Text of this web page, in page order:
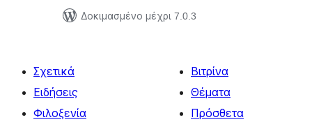
Δοκιμασμένο μέχρι 7.0.3
Σχετικά
Ειδήσεις
Φιλοξενία
Βιτρίνα
Θέματα
Πρόσθετα